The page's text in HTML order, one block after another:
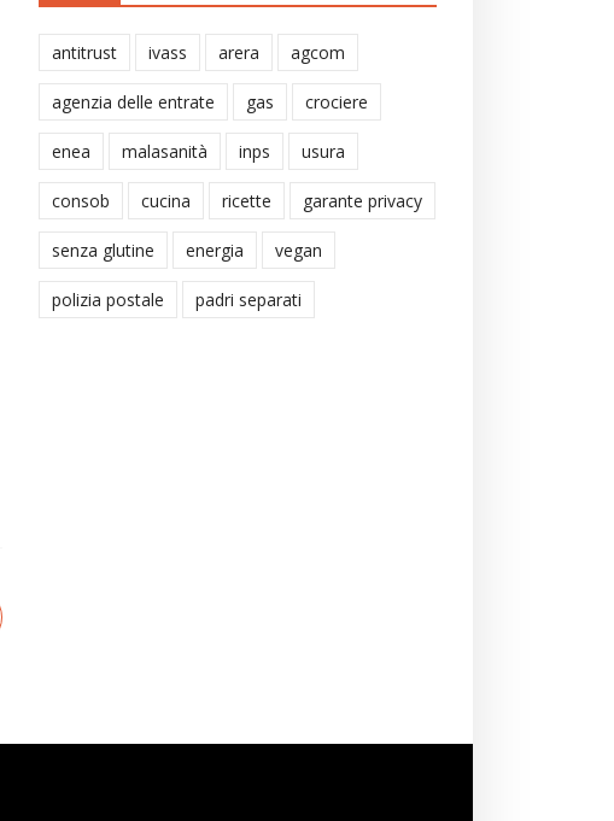
antitrust ivass arera agcom
agenzia delle entrate gas crociere
enea malasanità inps usura
consob cucina ricette garante privacy
senza glutine energia vegan
polizia postale padri separati